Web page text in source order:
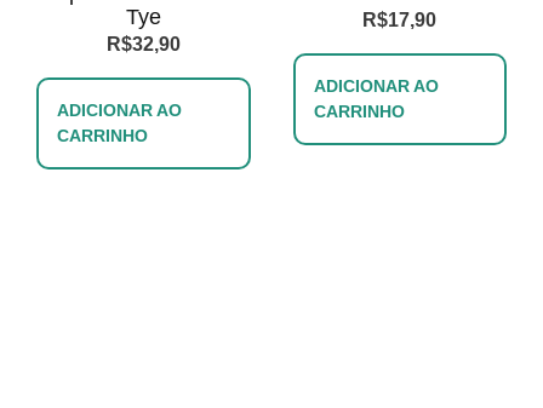
Tye
R$32,90
ADICIONAR AO
CARRINHO
R$17,90
ADICIONAR AO
CARRINHO